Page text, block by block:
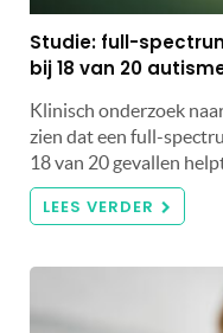
Studie: full-
bij 18 van 20
Klinisch onderzoek
zien dat een full-
18 van 20 gevallen
LEES VERDER